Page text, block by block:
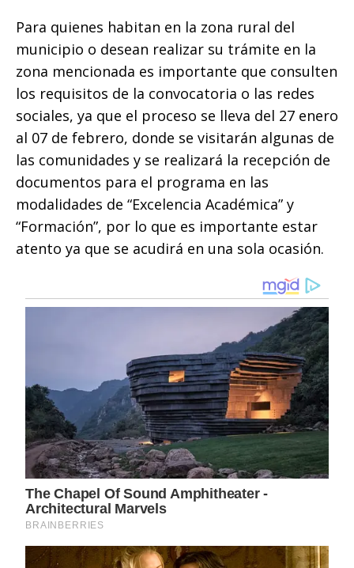
Para quienes habitan en la zona rural del
municipio o desean realizar su trámite en la
zona mencionada es importante que consulten
los requisitos de la convocatoria o las redes
sociales, ya que el proceso se lleva del 27 enero
al 07 de febrero, donde se visitarán algunas de
las comunidades y se realizará la recepción de
documentos para el programa en las
modalidades de “Excelencia Académica” y
“Formación”, por lo que es importante estar
atento ya que se acudirá en una sola ocasión.